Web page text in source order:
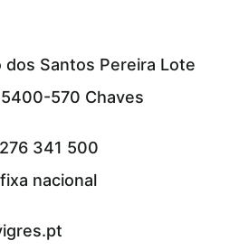
dos Santos Pereira Lote
570 Chaves
341 500
nacional